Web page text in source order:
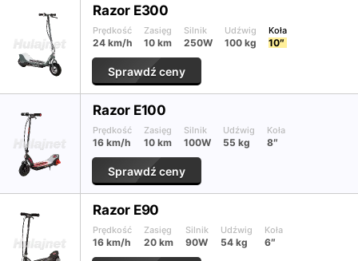
Razor E300
Prędkość
24 km/h
Zasięg
10 km
Silnik
250W
Udźwig
100 kg
Koła
10″
Sprawdź ceny
Razor E100
Prędkość
16 km/h
Zasięg
10 km
Silnik
100W
Udźwig
55 kg
Koła
8″
Sprawdź ceny
Razor E90
Prędkość
16 km/h
Zasięg
20 km
Silnik
90W
Udźwig
54 kg
Koła
6″